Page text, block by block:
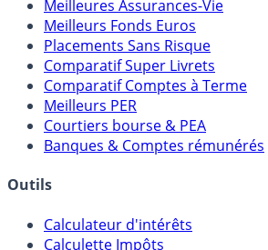
Meilleures Assurances-Vie
Meilleurs Fonds Euros
Placements Sans Risque
Comparatif Super Livrets
Comparatif Comptes à Terme
Meilleurs PER
Courtiers bourse & PEA
Banques & Comptes rémunérés
Outils
Calculateur d'intérêts
Calculette Impôts